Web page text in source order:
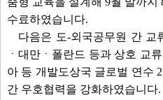
수료하였습니다.
다음은 도-외국공무원 간 교
ㆍ대만ㆍ폴란드 등과 상호 교
아 등 개발도상국 글로벌 연수
간 우호협력을 강화하였습니다.